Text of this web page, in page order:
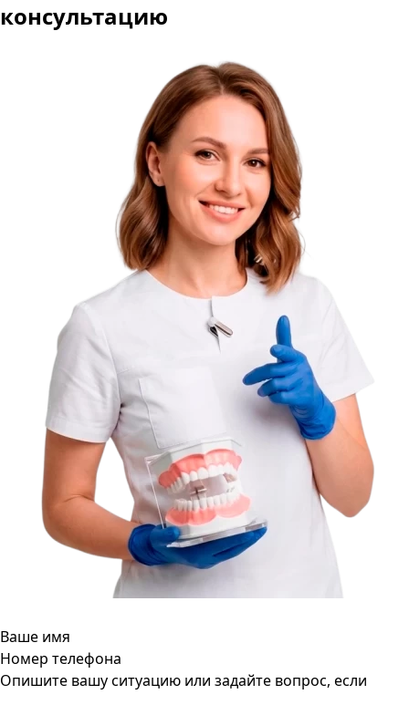
консультацию
Ваше имя
Номер телефона
Опишите вашу ситуацию или задайте вопрос, если